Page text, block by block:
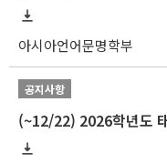
아시아언어문명학부
공지사항
(~12/22) 2026학년도